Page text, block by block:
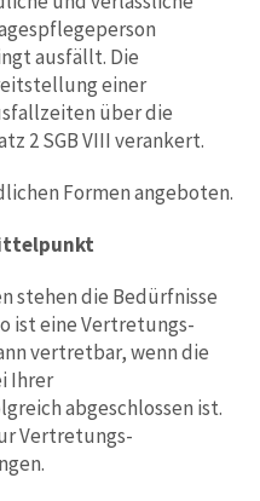
ausfällt. Die
einer
über die
2 SGB VIII verankert.
Formen angeboten.
stehen die Bedürfnisse
ist eine Vertretungs-
vertretbar, wenn die
Ihrer
abgeschlossen ist.
Vertretungs-